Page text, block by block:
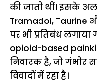
की जाती थीं। इसके
Tramadol, Taurine
पर भी प्रतिबंध
opioid-based
निवारक है, जो
विवादों में रहा है।